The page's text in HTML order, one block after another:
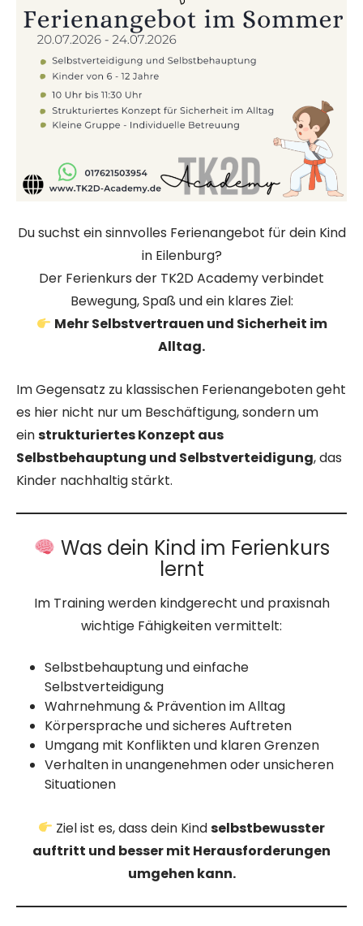
Du suchst ein sinnvolles Ferienangebot für dein Kind
in Eilenburg?
Der Ferienkurs der TK2D Academy verbindet
Bewegung, Spaß und ein klares Ziel:
Mehr Selbstvertrauen und Sicherheit im
Alltag.
Im Gegensatz zu klassischen Ferienangeboten geht
es hier nicht nur um Beschäftigung, sondern um
einstrukturiertes Konzept aus
Selbstbehauptung und Selbstverteidigung, das
Kinder nachhaltig stärkt.
Was dein Kind im Ferienkurs
lernt
Im Training werden kindgerecht und praxisnah
wichtige Fähigkeiten vermittelt:
Selbstbehauptung und einfache
Selbstverteidigung
Wahrnehmung & Prävention im Alltag
Körpersprache und sicheres Auftreten
Umgang mit Konflikten und klaren Grenzen
Verhalten in unangenehmen oder unsicheren
Situationen
Ziel ist es, dass dein Kindselbstbewusster
auftritt und besser mit Herausforderungen
umgehen kann.